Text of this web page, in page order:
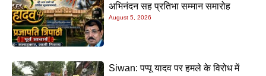
अभिनंदन सह प्रतिभा सम्मान समारोह
August 5, 2026
Siwan: पप्पू यादव पर हमले के विरोध में